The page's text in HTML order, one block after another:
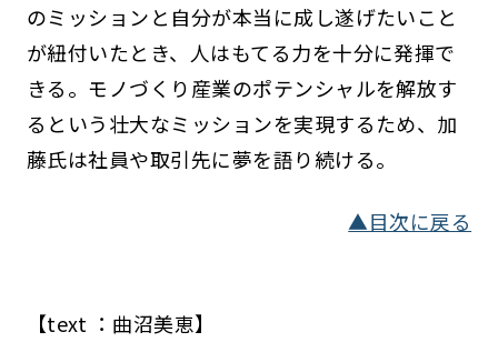
のミッションと自分が本当に成し遂げたいこと
が紐付いたとき、人はもてる力を十分に発揮で
きる。モノづくり産業のポテンシャルを解放す
るという壮大なミッションを実現するため、加
藤氏は社員や取引先に夢を語り続ける。
▲目次に戻る
【text ：曲沼美恵】